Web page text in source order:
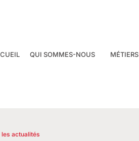
QUI SOMMES-NOUS MÉTIERS
actualités